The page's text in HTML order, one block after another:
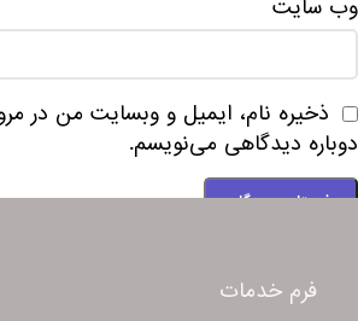
وب‌ سایت
ذخیره نام، ایمیل و وبسایت من در
دوباره دیدگاهی می‌نویسم.
فرم خدمات